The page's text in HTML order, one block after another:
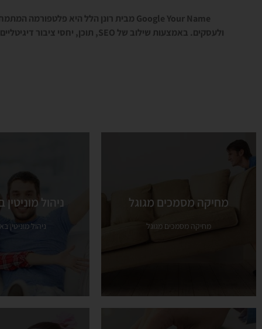
מחיקה מסמכים מגוגל
מחיקה מסמכים מגוגל
מחיקה מסמכים מגוגל
מחיקה מסמכים מגוגל ניהול
ניהול מוניטין
ניהול מוניטין